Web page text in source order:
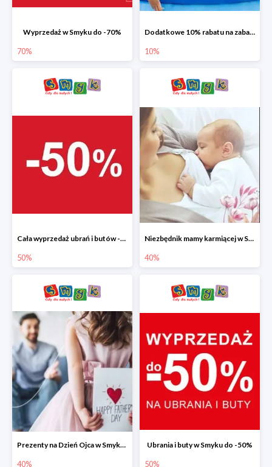
Wyprzedaż w Smyku do -70%
70%
Dodatkowe 10% rabatu na zabawki ogrodowe i baseny
10%
Cała wyprzedaż ubrań i butów -50%
50%
Niezbędnik mamy karmiącej w Smyku do -40%
40%
Prezenty na Dzień Ojca w Smyku do -40%
40%
Ubrania i buty w Smyku do -50%
50%